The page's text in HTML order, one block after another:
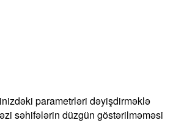
parametrləri dəyişdirməklə
səhifələrin düzgün göstərilməməsi